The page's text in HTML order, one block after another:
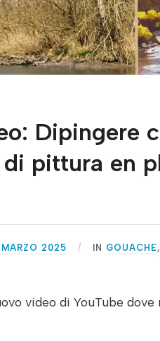
Dipingere
pittura en
MARZO 2025 IN GOUACHE,
video di YouTube